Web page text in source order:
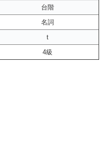
台階
名詞
t
4級